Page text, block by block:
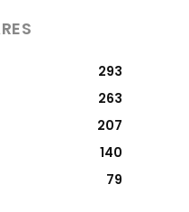
293
263
207
140
79